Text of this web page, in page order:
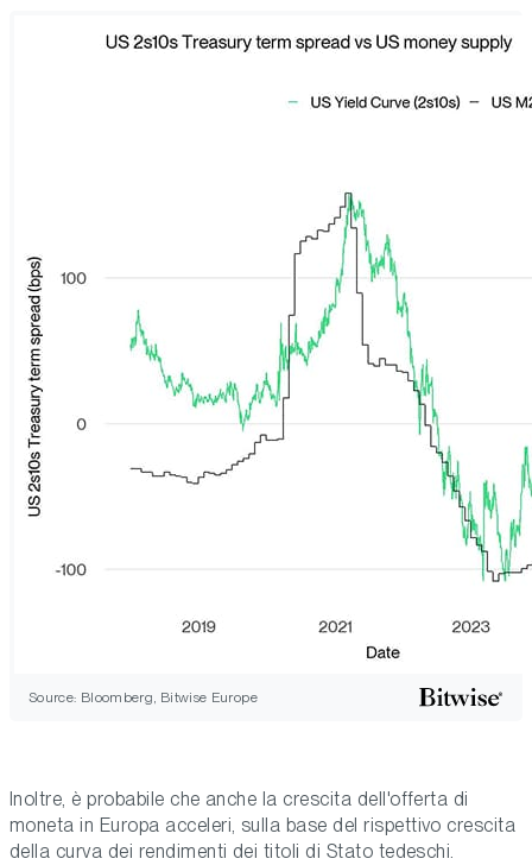
Source: Bloomberg, Bitwise Europe
Inoltre, è probabile che anche la crescita dell'offerta di
moneta in Europa acceleri, sulla base del rispettivo crescita
della curva dei rendimenti dei titoli di Stato tedeschi.